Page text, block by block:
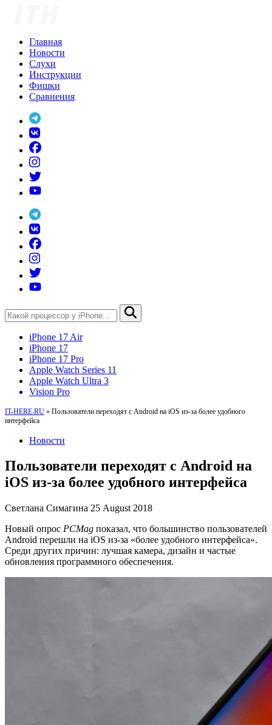
Главная
Новости
Слухи
Инструкции
Фишки
Сравнения
iPhone 17 Air
iPhone 17
iPhone 17 Pro
Apple Watch Series 11
Apple Watch Ultra 3
Vision Pro
IT-HERE.RU » Пользователи переходят с Android на iOS из-за более удобного
интерфейса
Новости
Пользователи переходят с Android на
iOS из-за более удобного интерфейса
Светлана Симагина 25 August 2018
Новый опрос PCMag показал, что большинство пользователей
Android перешли на iOS из-за «более удобного интерфейса».
Среди других причин: лучшая камера, дизайн и частые
обновления программного обеспечения.